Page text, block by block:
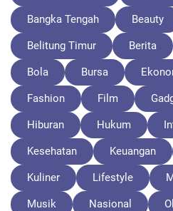
Bangka Tengah Beauty
Belitung Timur Berita
Bola Bursa
Fashion Film
Hiburan Hukum
Kesehatan Keuangan
Kuliner Lifestyle
Musik Nasional